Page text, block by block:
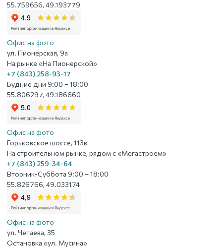
55.759656, 49.193779
Офис на фото
ул. Пионерская, 9а
На рынке «На Пионерской»
+7 (843) 258-93-17
Будние дни 9:00 – 18:00
55.806297, 49.186660
Офис на фото
Горьковское шоссе, 113в
На строительном рынке, рядом с «Мегастроем»
+7 (843) 259-34-64
Вторник-Суббота 9:00 – 18:00
55.826766, 49.033174
Офис на фото
ул. Четаева, 35
Остановка «ул. Мусина»